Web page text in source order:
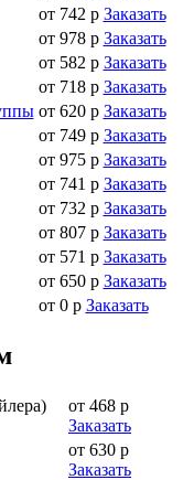
от 742 р Заказать
от 978 р Заказать
от 582 р Заказать
от 718 р Заказать
от 620 р Заказать
от 749 р Заказать
от 975 р Заказать
от 741 р Заказать
от 732 р Заказать
от 807 р Заказать
от 571 р Заказать
от 650 р Заказать
от 0 р Заказать
от 468 р
Заказать
от 630 р
Заказать